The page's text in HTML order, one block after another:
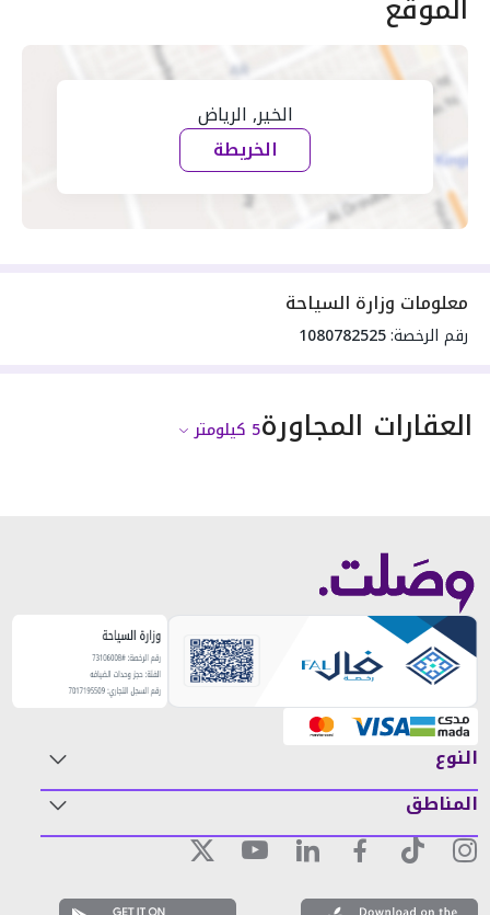
الخير, الرياض
الخريطة
معلومات وزارة السياحة
رقم الرخصة:1080782525
العقارات المجاورة5 كيلومتر
النوع
المناطق